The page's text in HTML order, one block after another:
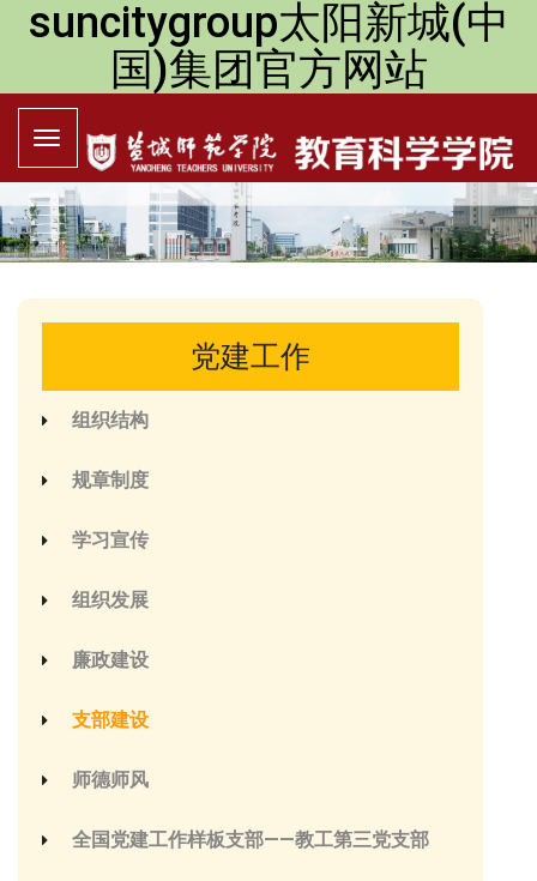
suncitygroup太阳新城(中
国)集团官方网站
党建工作
组织结构
规章制度
学习宣传
组织发展
廉政建设
支部建设
师德师风
全国党建工作样板支部——教工第三党支部